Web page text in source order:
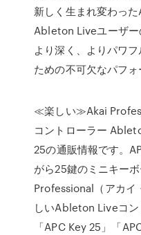
新しく生まれ変わった
Ableton Liveユーザー
より深く、よりパワ
ための不可欠なパフォ
≪楽しい≫Akai
コントローラー
25の通販情報です。
がら25鍵のミニキー
Professional（アカイ
しいAbleton Liveコン
「APC Key 25」「